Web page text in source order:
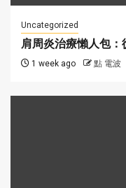
Uncategorized
肩周炎治療懶人包
1 week ago 點 電波